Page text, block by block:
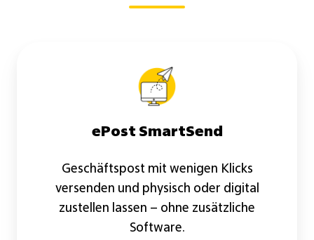
ePost SmartSend
Geschäftspost mit wenigen Klicks
versenden und physisch oder digital
zustellen lassen – ohne zusätzliche
Software.
SmartSend